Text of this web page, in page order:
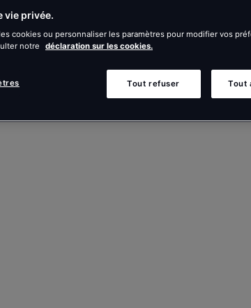
vie privée.
cookies ou personnaliser les paramètres pour modifier vos
notre
déclaration sur les cookies.
Tout refuser Tout